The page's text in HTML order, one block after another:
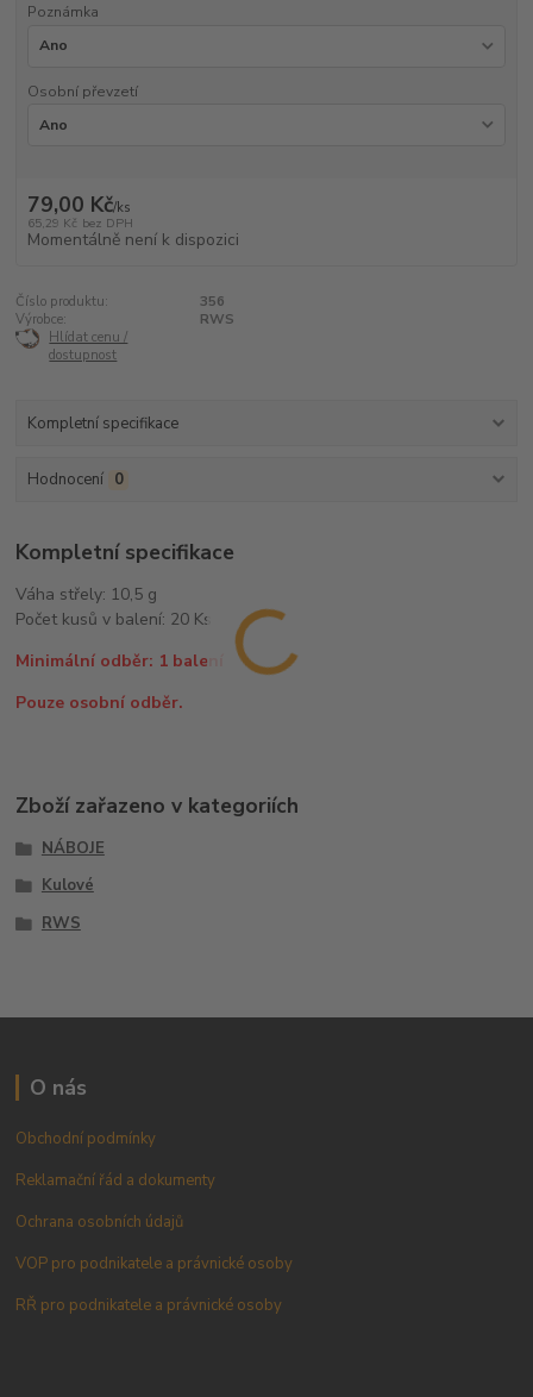
Poznámka
Osobní převzetí
79,00 Kč/ks
65,29 Kč bez DPH
Momentálně není k dispozici
Číslo produktu:
356
Výrobce:
RWS
Hlídat cenu /
dostupnost
Kompletní specifikace
Hodnocení 0
Kompletní specifikace
Váha střely: 10,5 g
Počet kusů v balení: 20 Ks
Minimální odběr: 1 balení
Pouze osobní odběr.
Zboží zařazeno v kategoriích
NÁBOJE
Kulové
RWS
O nás
Obchodní podmínky
Reklamační řád a dokumenty
Ochrana osobních údajů
VOP pro podnikatele a právnické osoby
RŘ pro podnikatele a právnické osoby